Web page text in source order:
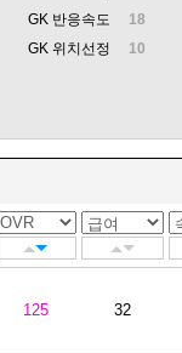
GK 반응속도
18
GK 위치선정
10
125 32